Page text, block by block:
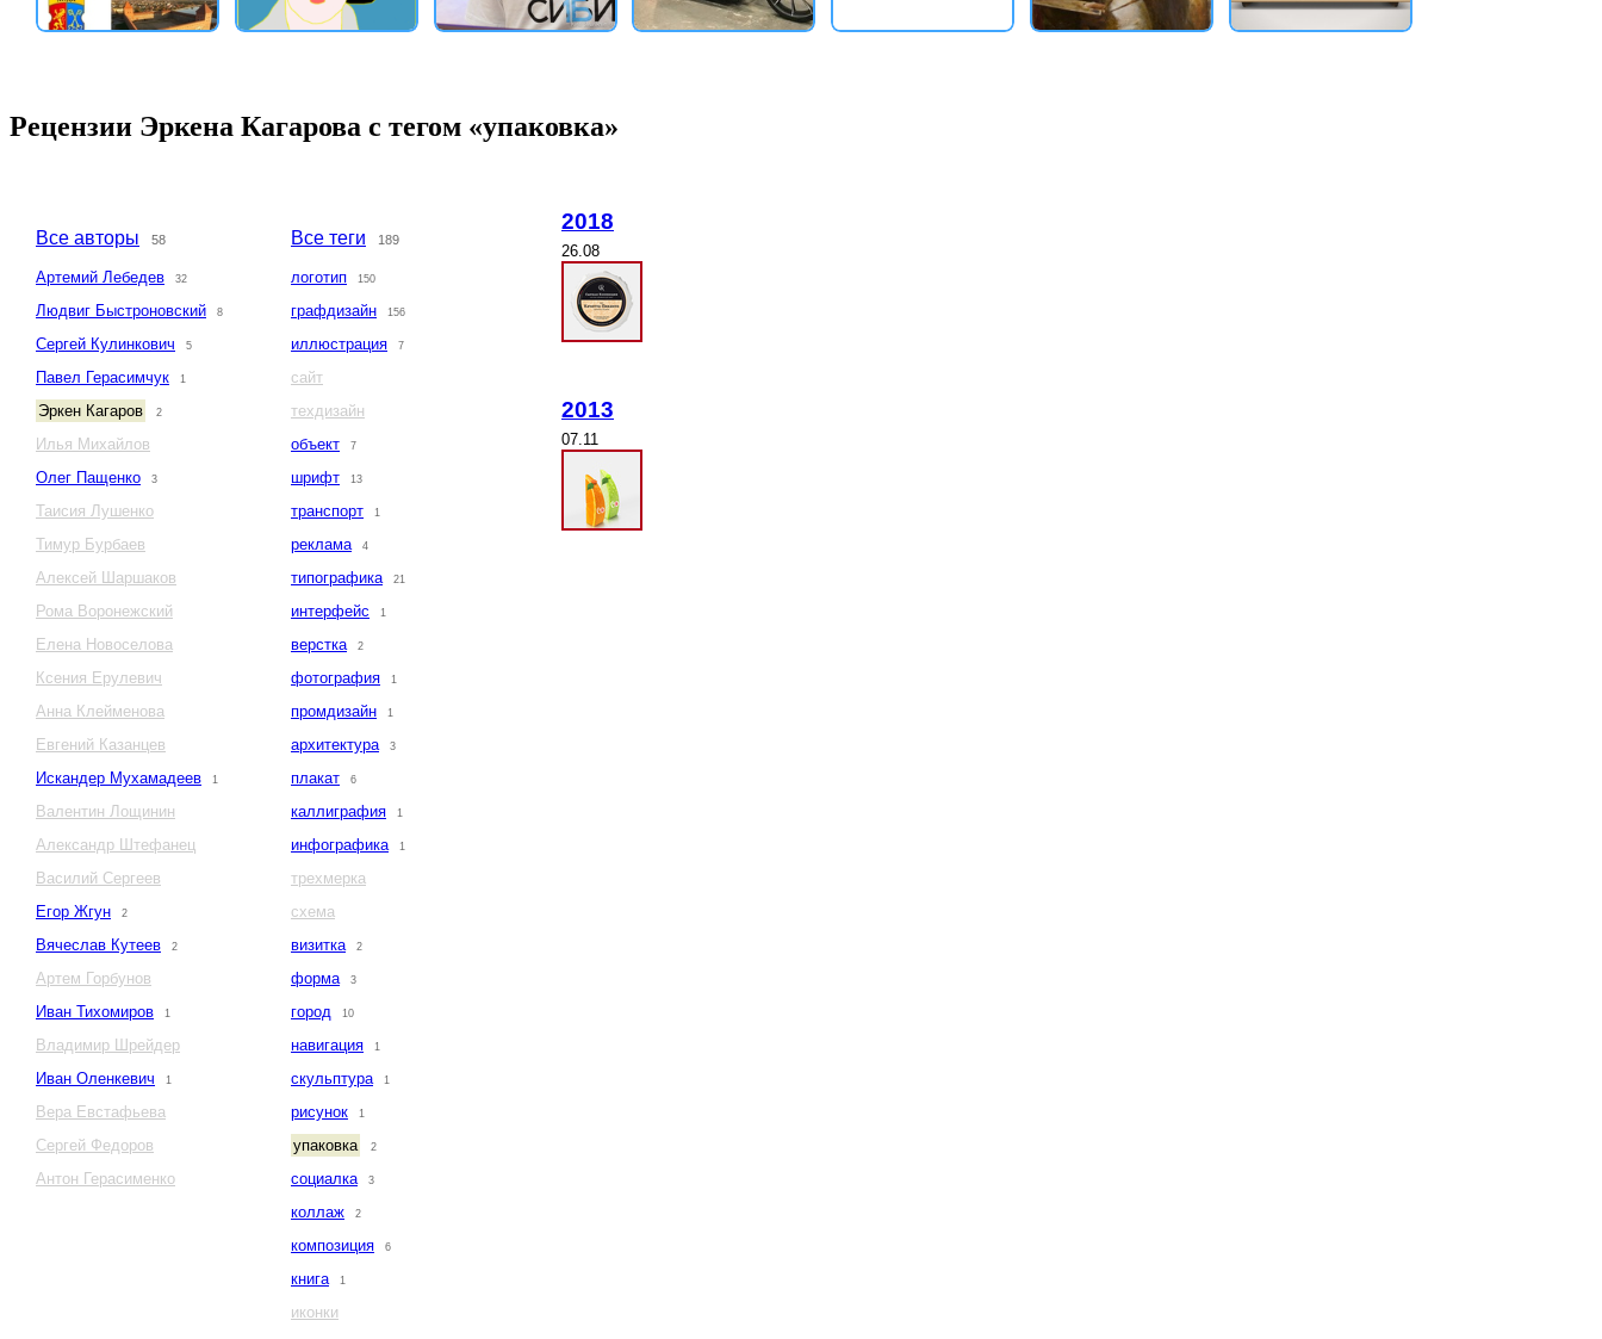
Рецензии Эркена Кагарова с тегом «упаковка»
Все авторы 58
Артемий Лебедев 32
Людвиг Быстроновский 8
Сергей Кулинкович 5
Павел Герасимчук 1
Эркен Кагаров 2
Илья Михайлов
Олег Пащенко
3
Таисия Лушенко
Тимур Бурбаев
Алексей Шаршаков
Рома Воронежский
Елена Новоселова
Ксения Ерулевич
Анна Клейменова
Евгений Казанцев
Искандер Мухамадеев
1
Валентин Лощинин
Александр Штефанец
Василий Сергеев
Егор Жгун
2
Вячеслав Кутеев 2
Артем Горбунов
Иван Тихомиров
1
Владимир Шрейдер
Иван Оленкевич
1
Вера Евстафьева
Сергей Федоров
Антон Герасименко
Все теги 189
логотип 150
графдизайн 156
иллюстрация 7
сайт
техдизайн
объект
7
шрифт 13
транспорт 1
реклама 4
типографика 21
интерфейс 1
верстка 2
фотография 1
промдизайн 1
архитектура 3
плакат 6
каллиграфия 1
инфографика 1
трехмерка
схема
визитка
2
форма 3
город 10
навигация 1
скульптура 1
рисунок 1
упаковка 2
социалка 3
коллаж 2
композиция 6
книга 1
иконки
2018
26.08
2013
07.11